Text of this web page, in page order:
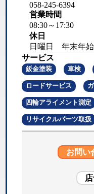
058-245-6394
営業時間
08:30～17:30
休日
日曜日 年末年
サービス
鈑金塗装 車検
ロードサービス
四輪アライメント測定
リサイクルパーツ取扱
お問い